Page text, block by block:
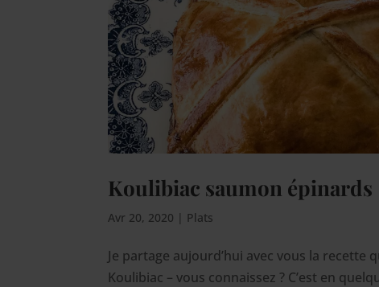
Koulibiac saumon épinards
Avr 20, 2020 | Plats
Je partage aujourd’hui avec vous la recette
Koulibiac – vous connaissez ? C’est en